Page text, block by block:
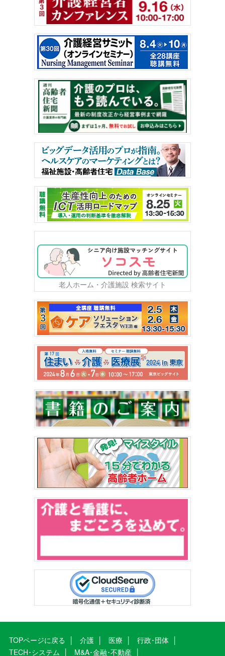
老人ホーム・介護施設 検索サイト
TOPページに戻る 介護 医療
行政･団体
TECH･システム
M&A･金融･不動産